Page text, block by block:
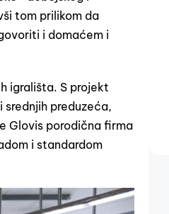
tom prilikom da
i domaćem i
igrališta. S projekt
preduzeća,
Glovis porodična firma
i standardom